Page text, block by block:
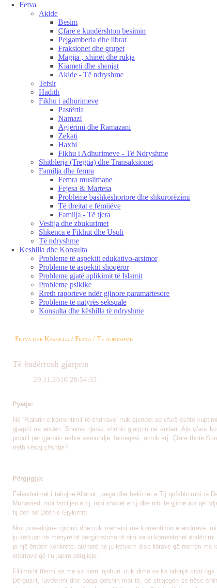
Fetva
Akide
Besim
Çfarë e kundërshton besimin
Pejgamberia dhe librat
Fraksionet dhe grupet
Magjia , xhinët dhe rukja
Kiameti dhe shenjat
Akide - Të ndryshme
Tefsir
Hadith
Fikhu i adhurimeve
Pastërtia
Namazi
Agjërimi dhe Ramazani
Zekati
Haxhi
Fikhu i Adhurimeve - Të Ndryshme
Shitblerja (Tregtia) dhe Transaksionet
Familja dhe femra
Femra muslimane
Fejesa & Martesa
Probleme bashkëshortore dhe shkurorëzimi
Të drejtat e fëmijëve
Familja - Të tjera
Veshja dhe zbukurimet
Shkenca e Fikhut dhe Usuli
Të ndryshme
Keshilla dhe Konsulta
Probleme të aspektit edukativo-arsimor
Probleme të aspektit shoqëror
Probleme gjatë aplikimit të Islamit
Probleme psikike
Rreth raporteve ndër gjinore paramartesore
Probleme të natyrës seksuale
Konsulta dhe këshilla të ndryshme
Fetva dhe Këshilla / Fetva / Të ndryshme
Të ëndërrosh gjarprin
29.11.2010 20:54:35
Pyetja:
Në “Fjalorin e komentimit të ëndrrave” nuk gjendet se çfarë është
gjarprit në ëndërr. Shumë njerëz shohin gjarprin në ëndërr. Ajo çfarë
popull për gjarprin është sëmundje, fatkeqësi, armik etj. Çfarë thotë
rreth kësaj çështje?
Përgjigjja:
Falënderimet i takojnë Allahut, paqja dhe bekimet e Tij qofshin mbi të
Muhamed, mbi familjen e tij, mbi shokët e tij dhe mbi të gjithë ata që
tij deri në Ditën e Gjykimit!
Nuk posedojmë njohuri dhe nuk merremi me komentimin e ëndrrave,
ju kërkuat në mënyrë të përgjithshme të dini se si komentohet ëndërrimi
jo një ëndërr konkrete, atëherë ne ju kthyem disa librave që merren me
ëndrrave që t’u japim përgjigje.
Fillimisht themi se me sa kemi njohuri, nuk dimë se ka ndonjë citat nga
Dërguarit, lavdërimi dhe paqja qofshin mbi të, që shpjegon se nëse